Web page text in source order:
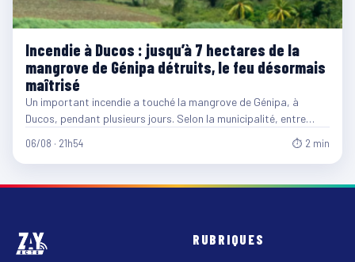
Incendie à Ducos : jusqu’à 7 hectares de la
mangrove de Génipa détruits, le feu désormais
maîtrisé
Un important incendie a touché la mangrove de Génipa, à
Ducos, pendant plusieurs jours. Selon la municipalité, entre…
06/08 · 21h54 ⏱ 2 min
RUBRIQUES